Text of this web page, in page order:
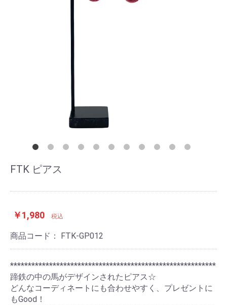
FTK ピアス
￥1,980 税込
商品コード： FTK-GP012
**********************************************************
蹄鉄の中の馬がデザインされたピアス☆
どんなコーディネートにも合わせやすく、プレゼントに
もGood！